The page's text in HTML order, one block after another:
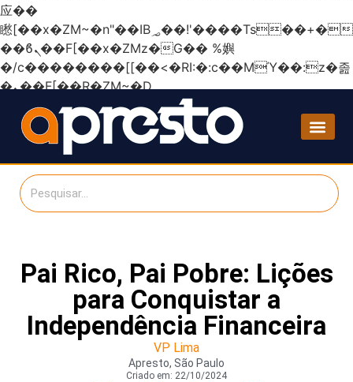
应��
矁[��x�ZM~�n"��IB؃��!'����Тѕ��+��(m��IK�ʭ�/|
��ϐܢ��F[��x�ZMz�G�� %嬩
�/c��������[[��<�RI:�:c��MΎ��:z�졾
�ܢ��F[��R�ZM~�D
Pai Rico, Pai Pobre: Lições
para Conquistar a
Independência Financeira
VP Lima
Apresto, São Paulo
Criado em: 22/10/2024